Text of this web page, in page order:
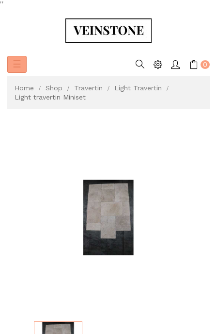
''
Toggle
☰ 0
Home Shop Travertin
Light Travertin
Light travertin Miniset